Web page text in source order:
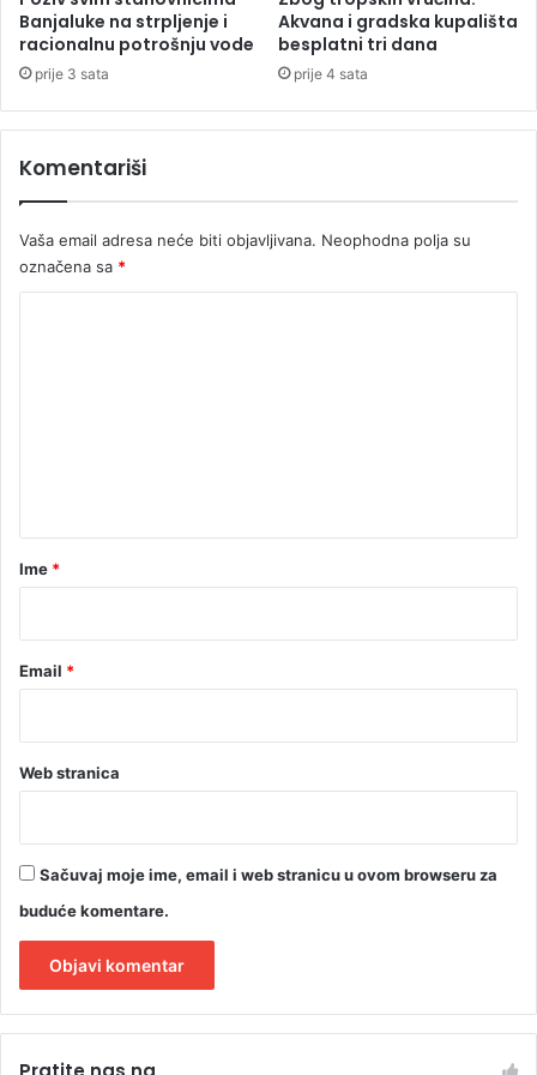
m
a
c
n
p
l
e
t
o
d
i
Banjaluke na strpljenje i
racionalnu potrošnju vode
prije 3 sata
Akvana i gradska kupališta
besplatni tri dana
prije 4 sata
Komentariši
Vaša email adresa neće biti objavljivana. Neophodna polja su
označena sa *
rIme *
Email *
Web stranica
Sačuvaj moje ime, email i web stranicu u ovom browseru za
buduće komentare.